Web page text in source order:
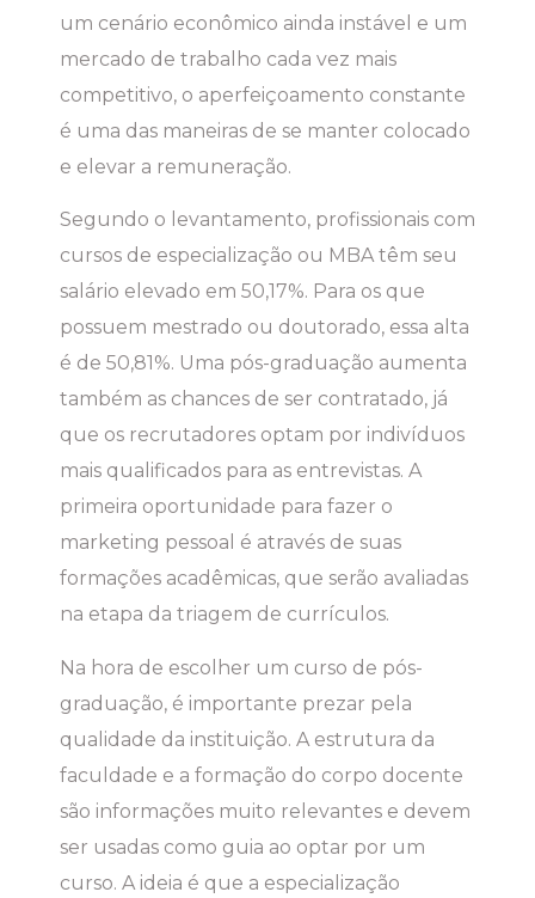
um cenário econômico ainda instável e um
mercado de trabalho cada vez mais
competitivo, o aperfeiçoamento constante
é uma das maneiras de se manter colocado
e elevar a remuneração.
Segundo o levantamento, profissionais com
cursos de especialização ou MBA têm seu
salário elevado em 50,17%. Para os que
possuem mestrado ou doutorado, essa alta
é de 50,81%. Uma pós-graduação aumenta
também as chances de ser contratado, já
que os recrutadores optam por indivíduos
mais qualificados para as entrevistas. A
primeira oportunidade para fazer o
marketing pessoal é através de suas
formações acadêmicas, que serão avaliadas
na etapa da triagem de currículos.
Na hora de escolher um curso de pós-
graduação, é importante prezar pela
qualidade da instituição. A estrutura da
faculdade e a formação do corpo docente
são informações muito relevantes e devem
ser usadas como guia ao optar por um
curso. A ideia é que a especialização